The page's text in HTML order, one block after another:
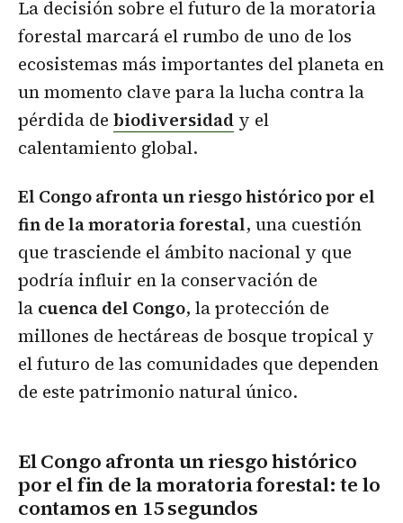
La decisión sobre el futuro de la moratoria
forestal marcará el rumbo de uno de los
ecosistemas más importantes del planeta en
un momento clave para la lucha contra la
pérdida de biodiversidad y el
calentamiento global.
El Congo afronta un riesgo histórico por el
fin de la moratoria forestal, una cuestión
que trasciende el ámbito nacional y que
podría influir en la conservación de
la cuenca del Congo, la protección de
millones de hectáreas de bosque tropical y
el futuro de las comunidades que dependen
de este patrimonio natural único.
El Congo afronta un riesgo histórico
por el fin de la moratoria forestal: te lo
contamos en 15 segundos